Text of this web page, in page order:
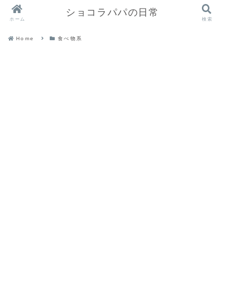
Home 食べ物系
ホーム
ショコラパパの日常
検索